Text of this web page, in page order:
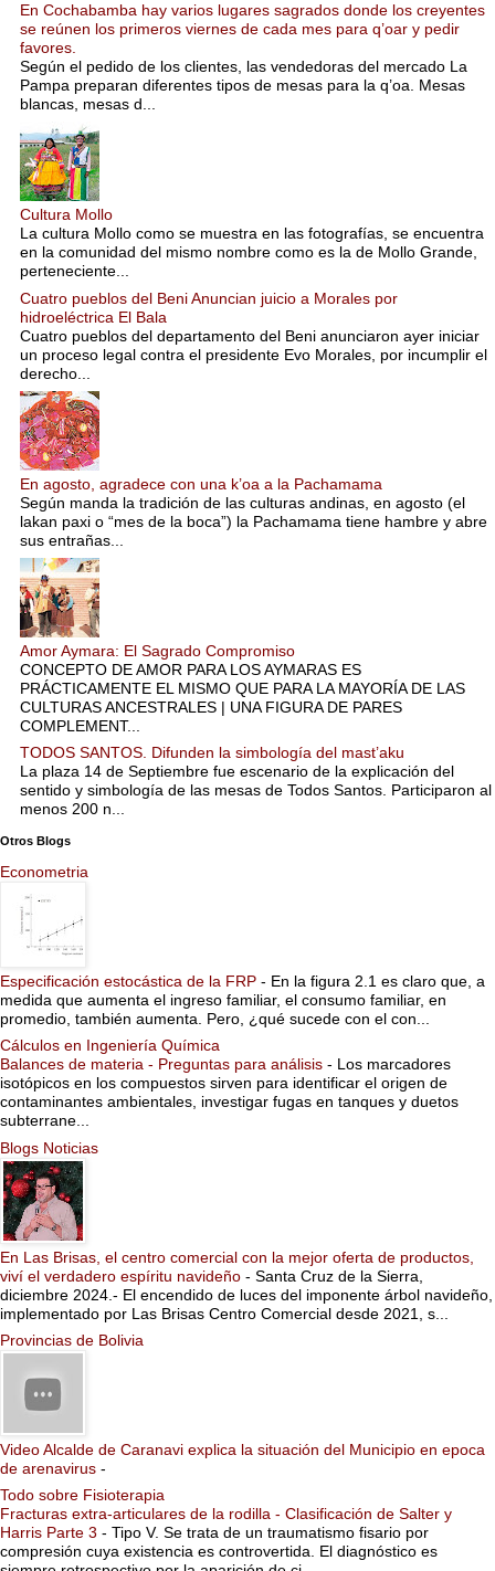
En Cochabamba hay varios lugares sagrados donde los creyentes
se reúnen los primeros viernes de cada mes para q’oar y pedir
favores.
Según el pedido de los clientes, las vendedoras del mercado La
Pampa preparan diferentes tipos de mesas para la q’oa. Mesas
blancas, mesas d...
Cultura Mollo
La cultura Mollo como se muestra en las fotografías, se encuentra
en la comunidad del mismo nombre como es la de Mollo Grande,
perteneciente...
Cuatro pueblos del Beni Anuncian juicio a Morales por
hidroeléctrica El Bala
Cuatro pueblos del departamento del Beni anunciaron ayer iniciar
un proceso legal contra el presidente Evo Morales, por incumplir el
derecho...
En agosto, agradece con una k’oa a la Pachamama
Según manda la tradición de las culturas andinas, en agosto (el
lakan paxi o “mes de la boca”) la Pachamama tiene hambre y abre
sus entrañas...
Amor Aymara: El Sagrado Compromiso
CONCEPTO DE AMOR PARA LOS AYMARAS ES
PRÁCTICAMENTE EL MISMO QUE PARA LA MAYORÍA DE LAS
CULTURAS ANCESTRALES | UNA FIGURA DE PARES
COMPLEMENT...
TODOS SANTOS. Difunden la simbología del mast’aku
La plaza 14 de Septiembre fue escenario de la explicación del
sentido y simbología de las mesas de Todos Santos. Participaron al
menos 200 n...
Otros Blogs
Econometria
Especificación estocástica de la FRP - En la figura 2.1 es claro que, a
medida que aumenta el ingreso familiar, el consumo familiar, en
promedio, también aumenta. Pero, ¿qué sucede con el con...
Cálculos en Ingeniería Química
Balances de materia - Preguntas para análisis - Los marcadores
isotópicos en los compuestos sirven para identificar el origen de
contaminantes ambientales, investigar fugas en tanques y duetos
subterrane...
Blogs Noticias
En Las Brisas, el centro comercial con la mejor oferta de productos,
viví el verdadero espíritu navideño - Santa Cruz de la Sierra,
diciembre 2024.- El encendido de luces del imponente árbol navideño,
implementado por Las Brisas Centro Comercial desde 2021, s...
Provincias de Bolivia
Video Alcalde de Caranavi explica la situación del Municipio en epoca
de arenavirus -
Todo sobre Fisioterapia
Fracturas extra-articulares de la rodilla - Clasificación de Salter y
Harris Parte 3 - Tipo V. Se trata de un traumatismo fisario por
compresión cuya existencia es controvertida. El diagnóstico es